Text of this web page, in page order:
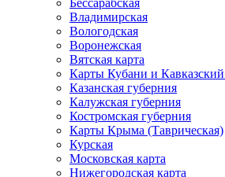
Бессарабская
Владимирская
Вологодская
Воронежская
Вятская карта
Карты Кубани и
Казанская губерния
Калужская губерния
Костромская губерния
Карты Крыма (Таврическая)
Курская
Московская карта
Нижегородская карта